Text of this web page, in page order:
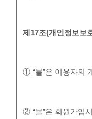
제 17조(개인정보보
① “몰”은 이용자의
② “몰”은 회원가입